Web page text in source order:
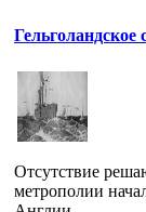
Гельголандское
Отсутствие
метрополии